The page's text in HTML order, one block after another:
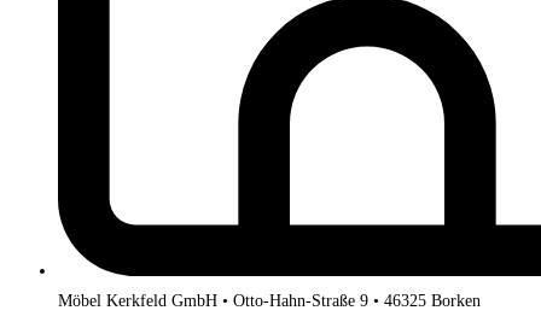
Möbel Kerkfeld GmbH • Otto-Hahn-Straße 9 • 46325 Borken